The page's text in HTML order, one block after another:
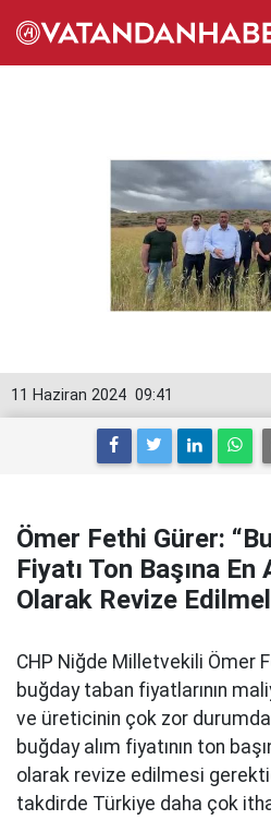
09:41
11 Haziran 2024
Ömer Fethi Gürer:
Fiyatı Ton Başına En
Olarak Revize
CHP Niğde Milletvekili Ömer
buğday taban fiyatlarının
ve üreticinin çok zor
buğday alım fiyatının ton
olarak revize edilmesi
takdirde Türkiye daha çok